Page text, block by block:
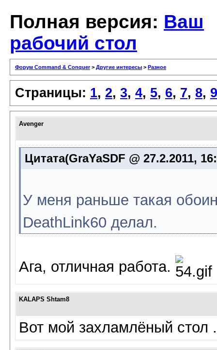
Полная версия: Ваш
рабочий стол
Форум Command & Conquer> Другие интересы > Разное
Страницы: 1, 2, 3, 4, 5, 6, 7, 8, 9
Avenger
Цитата(GraYaSDF @ 27.2.2011,
У меня раньше такая
DeathLink60 делал.
Ага, отличная работа.
KALAPS Shtam8
Вот мой захламлёный стол